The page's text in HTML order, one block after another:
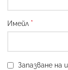
Имейл *
Запазване на